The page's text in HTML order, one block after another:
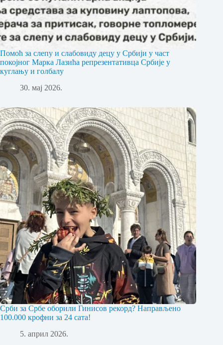
Помоћ за слепу и слабовиду децу у Србији у част
покојног Марка Лазића репрезентативца Србије у
куглању и голбалу
30. мај 2026.
Срби за Србе оборили Гинисов рекорд? Направљено
100.000 крофни за 24 сата!
5. април 2026.